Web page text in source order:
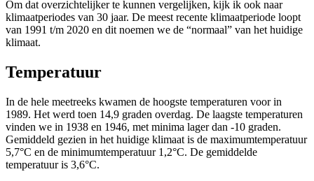
Om dat overzichtelijker te kunnen vergelijken, kijk ik ook naar
klimaatperiodes van 30 jaar. De meest recente klimaatperiode loopt
van 1991 t/m 2020 en dit noemen we de “normaal” van het huidige
klimaat.
Temperatuur
In de hele meetreeks kwamen de hoogste temperaturen voor in
1989. Het werd toen 14,9 graden overdag. De laagste temperaturen
vinden we in 1938 en 1946, met minima lager dan -10 graden.
Gemiddeld gezien in het huidige klimaat is de maximumtemperatuur
5,7°C en de minimumtemperatuur 1,2°C. De gemiddelde
temperatuur is 3,6°C.